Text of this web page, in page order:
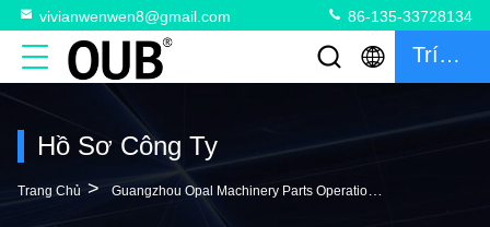
vivianwenwen8@gmail.com 86-135-33728134
Trích Dẫn
Hồ Sơ Công Ty
Trang Chủ > Guangzhou Opal Machinery Parts Operation Department Hồ Sơ Công Ty